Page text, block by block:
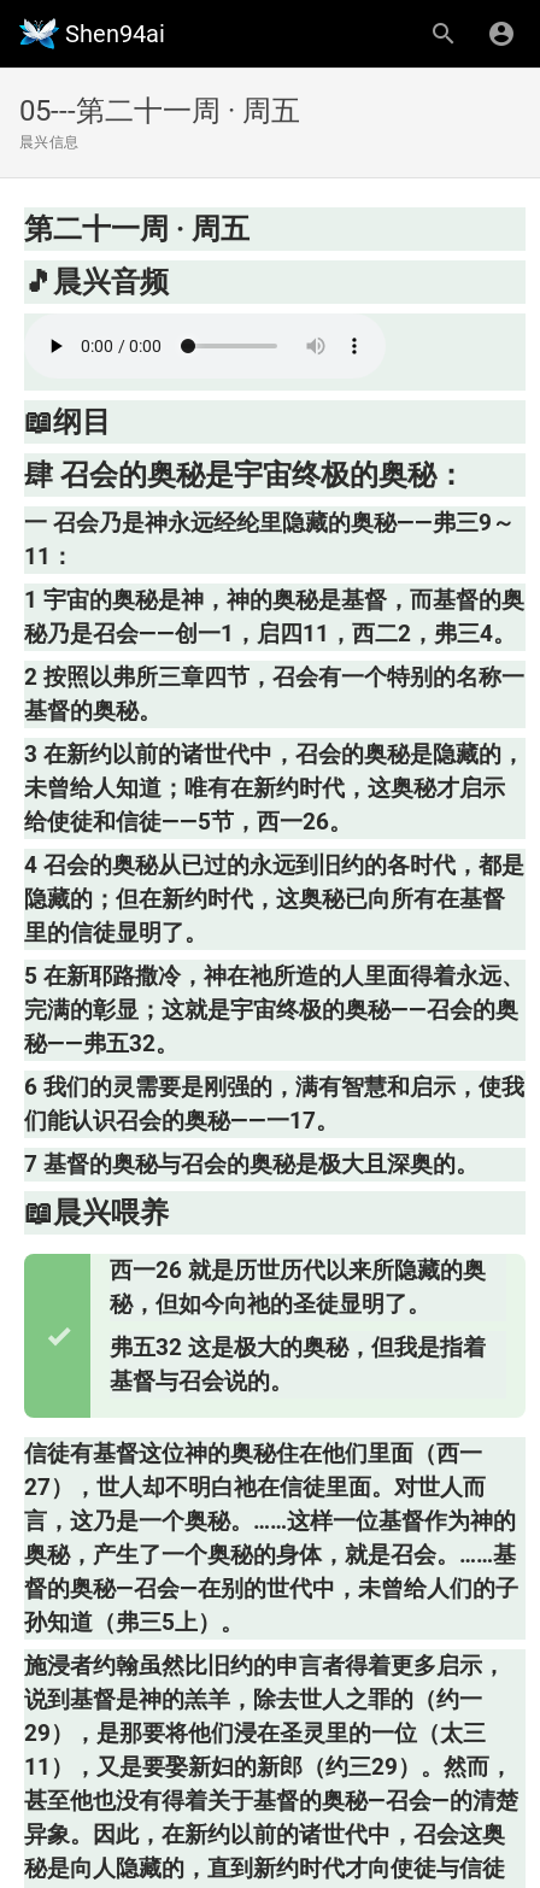
Shen94ai
05---第二十一周 · 周五
晨兴信息
第二十一周 · 周五
🎵晨兴音频
📖纲目
肆 召会的奥秘是宇宙终极的奥秘：
一 召会乃是神永远经纶里隐藏的奥秘——弗三9～
11：
1 宇宙的奥秘是神，神的奥秘是基督，而基督的奥
秘乃是召会——创一1，启四11，西二2，弗三4。
2 按照以弗所三章四节，召会有一个特别的名称一
基督的奥秘。
3 在新约以前的诸世代中，召会的奥秘是隐藏的，
未曾给人知道；唯有在新约时代，这奥秘才启示
给使徒和信徒——5节，西一26。
4 召会的奥秘从已过的永远到旧约的各时代，都是
隐藏的；但在新约时代，这奥秘已向所有在基督
里的信徒显明了。
5 在新耶路撒冷，神在祂所造的人里面得着永远、
完满的彰显；这就是宇宙终极的奥秘——召会的奥
秘——弗五32。
6 我们的灵需要是刚强的，满有智慧和启示，使我
们能认识召会的奥秘——一17。
7 基督的奥秘与召会的奥秘是极大且深奥的。
📖晨兴喂养
西一26 就是历世历代以来所隐藏的奥
秘，但如今向祂的圣徒显明了。
弗五32 这是极大的奥秘，但我是指着
基督与召会说的。
信徒有基督这位神的奥秘住在他们里面（西一
27），世人却不明白祂在信徒里面。对世人而
言，这乃是一个奥秘。……这样一位基督作为神的
奥秘，产生了一个奥秘的身体，就是召会。……基
督的奥秘—召会—在别的世代中，未曾给人们的子
孙知道（弗三5上）。
施浸者约翰虽然比旧约的申言者得着更多启示，
说到基督是神的羔羊，除去世人之罪的（约一
29），是那要将他们浸在圣灵里的一位（太三
11），又是要娶新妇的新郎（约三29）。然而，
甚至他也没有得着关于基督的奥秘—召会—的清楚
异象。因此，在新约以前的诸世代中，召会这奥
秘是向人隐藏的，直到新约时代才向使徒与信徒